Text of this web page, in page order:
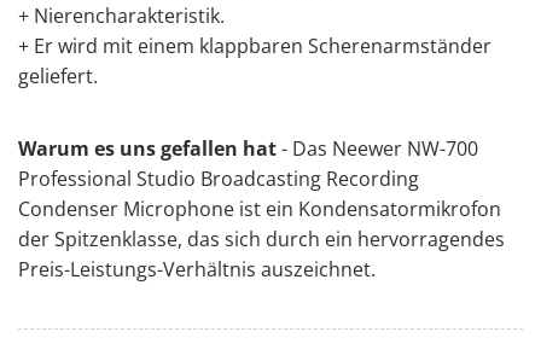
+ Nierencharakteristik.
+ Er wird mit einem klappbaren Scherenarmständer
geliefert.
Warum es uns gefallen hat- Das Neewer NW-700
Professional Studio Broadcasting Recording
Condenser Microphone ist ein Kondensatormikrofon
der Spitzenklasse, das sich durch ein hervorragendes
Preis-Leistungs-Verhältnis auszeichnet.